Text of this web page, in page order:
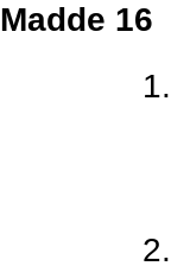
Madde 16
1.
2.